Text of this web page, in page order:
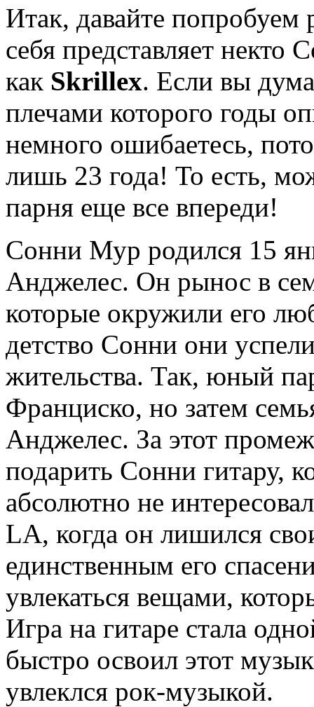
Итак, давайте попробуем
себя представляет
как Skrillex. Если вы
плечами которого годы
немного ошибаетесь,
лишь 23 года! То есть,
парня еще все впереди!
Сонни Мур родился 15
Анджелес. Он рынос в
которые окружили его
детство Сонни они
жительства. Так, юный
Франциско, но затем
Анджелес. За этот
подарить Сонни гитару,
абсолютно не
LA, когда он лишился
единственным его
увлекаться вещами,
Игра на гитаре стала
быстро освоил этот
увлеклся рок-музыкой.